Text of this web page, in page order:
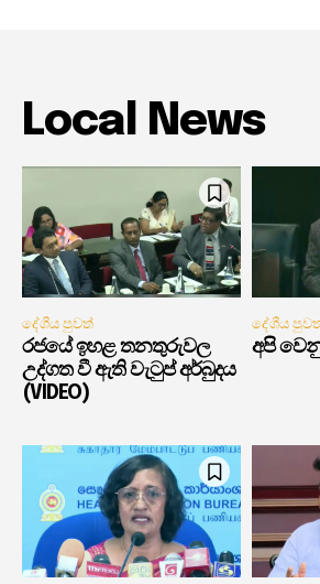
Local News
දේශීය පුවත්
රජයේ ඉහළ තනතුරුවල
උද්ගත වී ඇති වැටුප් අර්බුදය
(VIDEO)
දේශීය
අපි